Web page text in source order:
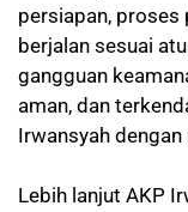
persiapan, proses
berjalan sesuai
gangguan
aman, dan
Irwansyah dengan
Lebih lanjut AKP